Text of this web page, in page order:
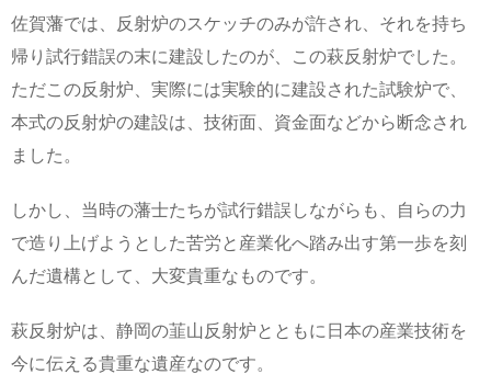
佐賀藩では、反射炉のスケッチのみが許され、それを持ち
帰り試行錯誤の末に建設したのが、この萩反射炉でした。
ただこの反射炉、実際には実験的に建設された試験炉で、
本式の反射炉の建設は、技術面、資金面などから断念され
ました。
しかし、当時の藩士たちが試行錯誤しながらも、自らの力
で造り上げようとした苦労と産業化へ踏み出す第一歩を刻
んだ遺構として、大変貴重なものです。
萩反射炉は、静岡の韮山反射炉とともに日本の産業技術を
今に伝える貴重な遺産なのです。